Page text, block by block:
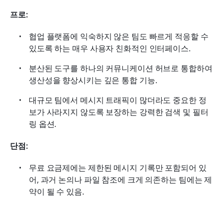
프로:
협업 플랫폼에 익숙하지 않은 팀도 빠르게 적응할 수
있도록 하는 매우 사용자 친화적인 인터페이스.
분산된 도구를 하나의 커뮤니케이션 허브로 통합하여
생산성을 향상시키는 깊은 통합 기능.
대규모 팀에서 메시지 트래픽이 많더라도 중요한 정
보가 사라지지 않도록 보장하는 강력한 검색 및 필터
링 옵션.
단점:
무료 요금제에는 제한된 메시지 기록만 포함되어 있
어, 과거 논의나 파일 참조에 크게 의존하는 팀에는 제
약이 될 수 있음.